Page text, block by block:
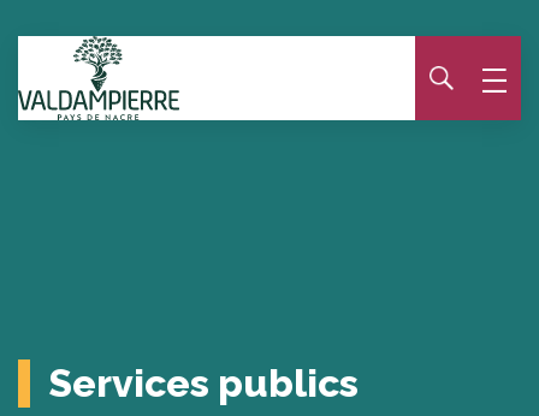
Services publics